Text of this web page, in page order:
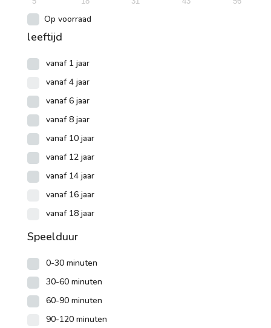
Op voorraad
leeftijd
vanaf 1 jaar
vanaf 4 jaar
vanaf 6 jaar
vanaf 8 jaar
vanaf 10 jaar
vanaf 12 jaar
vanaf 14 jaar
vanaf 16 jaar
vanaf 18 jaar
Speelduur
0-30 minuten
30-60 minuten
60-90 minuten
90-120 minuten